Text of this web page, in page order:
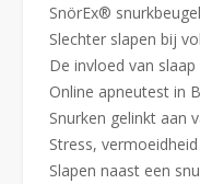
SnörEx® snurkbeugel
Slechter slapen bij
De invloed van
Online apneutest in
Snurken gelinkt aan
Stress,
Slapen naast een